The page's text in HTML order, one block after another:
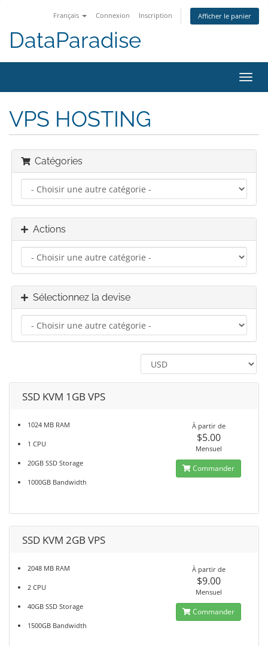
Français Connexion Inscription Afficher le panier
DataParadise
la
VPS HOSTING
Catégories
Actions
Sélectionnez la devise
SSD KVM 1GB VPS
1024 MB RAM
1 CPU
20GB SSD Storage
1000GB Bandwidth
À partir de
$5.00
Mensuel
Commander
SSD KVM 2GB VPS
2048 MB RAM
2 CPU
40GB SSD Storage
1500GB Bandwidth
À partir de
$9.00
Mensuel
Commander